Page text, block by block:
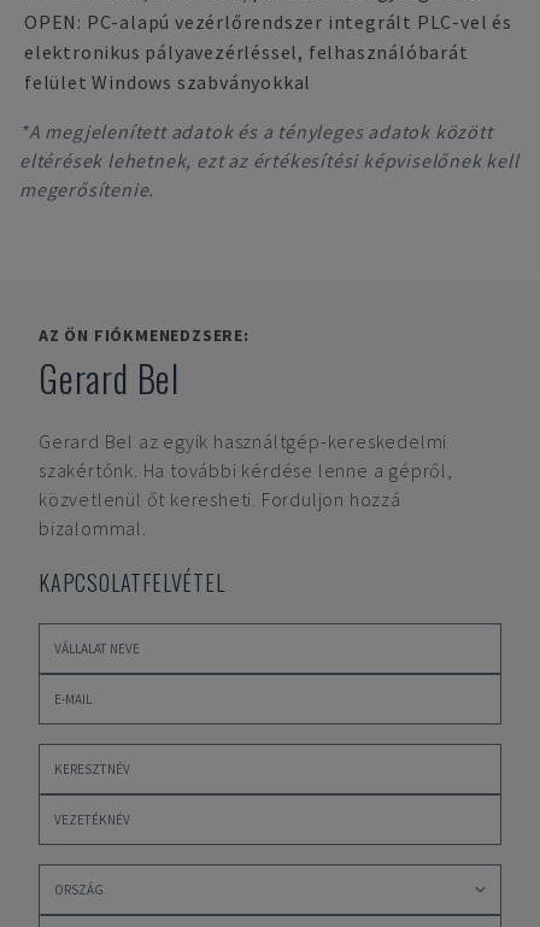
OPEN: PC-alapú vezérlőrendszer integrált PLC-vel és
elektronikus pályavezérléssel, felhasználóbarát
felület Windows szabványokkal
*A megjelenített adatok és a tényleges adatok között
eltérések lehetnek, ezt az értékesítési képviselőnek kell
megerősítenie.
AZ ÖN FIÓKMENEDZSERE:
Gerard Bel
Gerard Bel az egyik használtgép-kereskedelmi
szakértőnk. Ha további kérdése lenne a gépről,
közvetlenül őt keresheti. Forduljon hozzá
bizalommal.
KAPCSOLATFELVÉTEL